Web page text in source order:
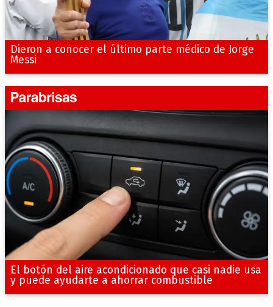
Dieron a conocer el último parte médico de Jorge
Messi
El botón del aire acondicionado que casi nadie usa
y puede ayudarte a ahorrar combustible